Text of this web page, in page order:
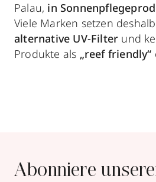
Palau, in
Viele Marken setzen
alternative UV-Filter und
Produkte als „reef friendly“
Abonniere